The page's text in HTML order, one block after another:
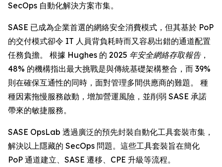
SecOps 自動化解決方案市集。
SASE 已成為企業首選的網絡安全消費模式，但其基於 PoP
的交付模式卻令 IT 人員背負耗時而又容易出錯的通道配置
任務負擔。 根據 Hughes 的 2025 年安全網絡存取報告，
48% 的機構指出最大挑戰是與傳統基礎架構整合，而 39%
則在確保互通性的同時，面對管理多間供應商的難題。 種
種因素拖慢服務啟動，增加營運風險，並削弱 SASE 承諾
帶來的敏捷服務。
SASE OpsLab 透過廣泛的預先封裝自動化工具套裝市集，
解決以上隱藏的 SecOps 問題。這些工具套裝旨在簡化
PoP 通道建立、SASE 遷移、CPE 升級等流程。